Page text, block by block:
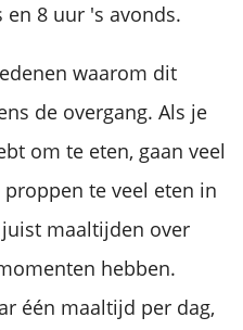
8 uur 's avonds.
waarom dit
de overgang. Als je
om te eten, gaan veel
te veel eten in
maaltijden over
hebben.
één maaltijd per dag,